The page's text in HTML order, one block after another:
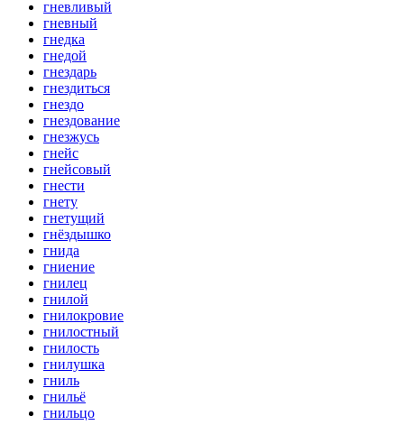
гневливый
гневный
гнедка
гнедой
гнездарь
гнездиться
гнездо
гнездование
гнезжусь
гнейс
гнейсовый
гнести
гнету
гнетущий
гнёздышко
гнида
гниение
гнилец
гнилой
гнилокровие
гнилостный
гнилость
гнилушка
гниль
гнильё
гнильцо